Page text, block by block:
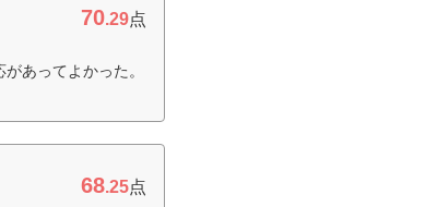
70.29点
あってよかった。
68.25点